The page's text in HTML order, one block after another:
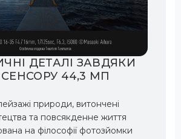
ДЕТАЛІ ЗАВДЯКИ
44,3 МП
природи, витончені
та повсякденне життя
на філософії фотозйомки